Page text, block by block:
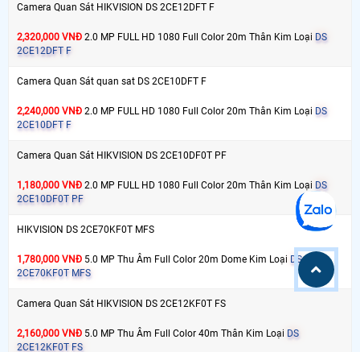
Camera Quan Sát HIKVISION DS 2CE12DFT F
2,320,000 VNĐ 2.0 MP FULL HD 1080 Full Color 20m Thân Kim Loại DS
2CE12DFT F
Camera Quan Sát quan sat DS 2CE10DFT F
2,240,000 VNĐ 2.0 MP FULL HD 1080 Full Color 20m Thân Kim Loại DS
2CE10DFT F
Camera Quan Sát HIKVISION DS 2CE10DF0T PF
1,180,000 VNĐ 2.0 MP FULL HD 1080 Full Color 20m Thân Kim Loại DS
2CE10DF0T PF
HIKVISION DS 2CE70KF0T MFS
1,780,000 VNĐ 5.0 MP Thu Âm Full Color 20m Dome Kim Loại DS
2CE70KF0T MFS
Camera Quan Sát HIKVISION DS 2CE12KF0T FS
2,160,000 VNĐ 5.0 MP Thu Âm Full Color 40m Thân Kim Loại DS
2CE12KF0T FS